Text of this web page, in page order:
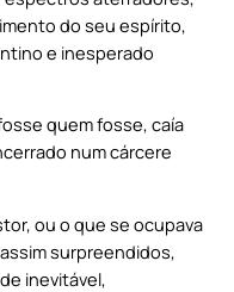
do seu espírito,
e inesperado
quem fosse, caía
num cárcere
ou o que se ocupava
surpreendidos,
inevitável,